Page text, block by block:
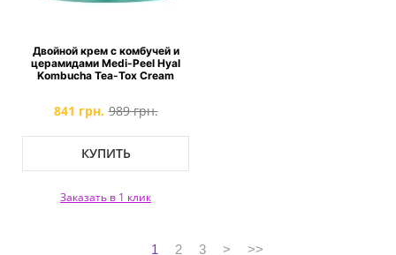
Двойной крем с комбучей и
церамидами Medi-Peel Hyal
Kombucha Tea-Tox Cream
841 грн. 989 грн.
КУПИТЬ
Заказать в 1 клик
1 2 3 > >>